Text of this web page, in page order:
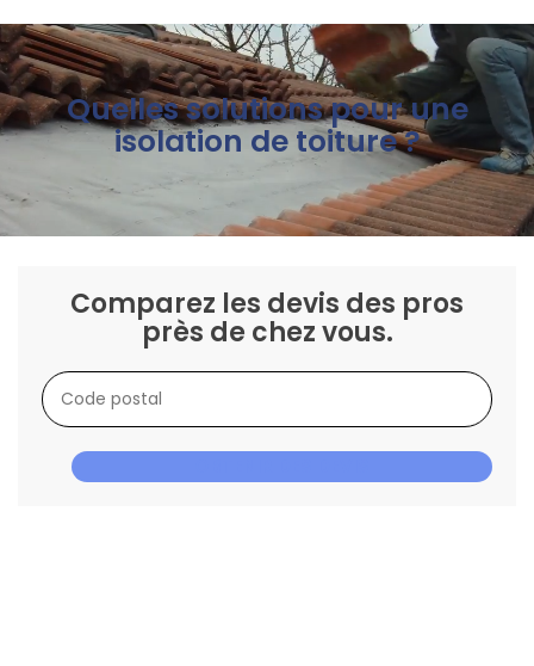
Quelles solutions pour une
isolation de toiture ?
Comparez les devis des pros
près de chez vous.